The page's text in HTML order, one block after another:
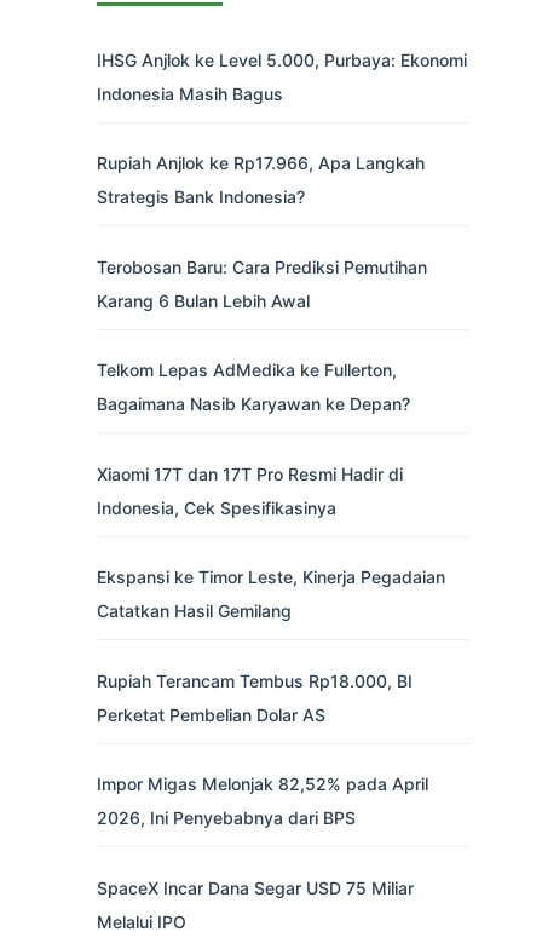
IHSG Anjlok ke Level 5.000, Purbaya: Ekonomi
Indonesia Masih Bagus
Rupiah Anjlok ke Rp17.966, Apa Langkah
Strategis Bank Indonesia?
Terobosan Baru: Cara Prediksi Pemutihan
Karang 6 Bulan Lebih Awal
Telkom Lepas AdMedika ke Fullerton,
Bagaimana Nasib Karyawan ke Depan?
Xiaomi 17T dan 17T Pro Resmi Hadir di
Indonesia, Cek Spesifikasinya
Ekspansi ke Timor Leste, Kinerja Pegadaian
Catatkan Hasil Gemilang
Rupiah Terancam Tembus Rp18.000, BI
Perketat Pembelian Dolar AS
Impor Migas Melonjak 82,52% pada April
2026, Ini Penyebabnya dari BPS
SpaceX Incar Dana Segar USD 75 Miliar
Melalui IPO